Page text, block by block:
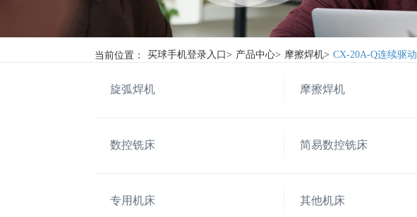
当前位置： 买球手机登录入口> 产品中心> 摩擦焊机> CX-20A-Q连续驱
旋弧焊机 摩擦焊机
数控铣床 简易数控铣床
专用机床 其他机床